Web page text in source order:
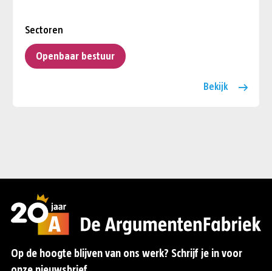
Sectoren
Openbaar bestuur
Bekijk
Op de hoogte blijven van ons werk? Schrijf je in voor